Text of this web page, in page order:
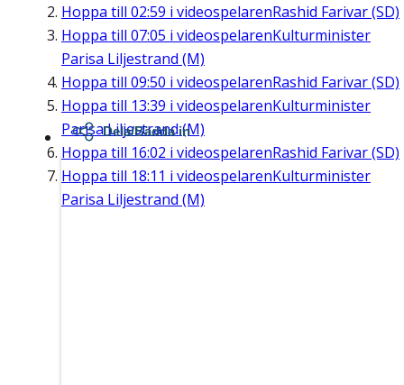
Hoppa till 02:59 i videospelarenRashid Farivar (SD)
Hoppa till 07:05 i videospelarenKulturminister
Parisa Liljestrand (M)
Hoppa till 09:50 i videospelarenRashid Farivar (SD)
Hoppa till 13:39 i videospelarenKulturminister
Parisa Liljestrand (M)
Hoppa till 16:02 i videospelarenRashid Farivar (SD)
Hoppa till 18:11 i videospelarenKulturminister
Parisa Liljestrand (M)
Dela/Bädda in